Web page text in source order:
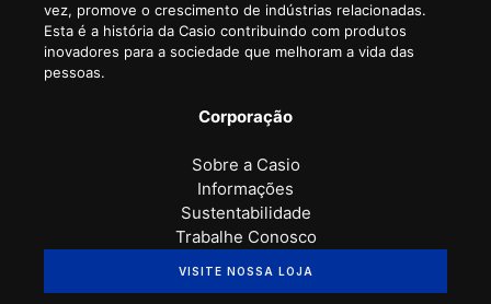
vez, promove o crescimento de indústrias relacionadas.
Esta é a história da Casio contribuindo com produtos
inovadores para a sociedade que melhoram a vida das
pessoas.
Corporação
Sobre a Casio
Informações
Sustentabilidade
Trabalhe Conosco
VISITE NOSSA LOJA